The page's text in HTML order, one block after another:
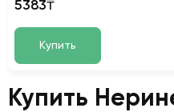
5383₸
Купить
Купить